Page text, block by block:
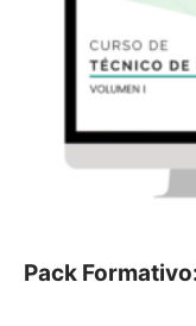
Pack